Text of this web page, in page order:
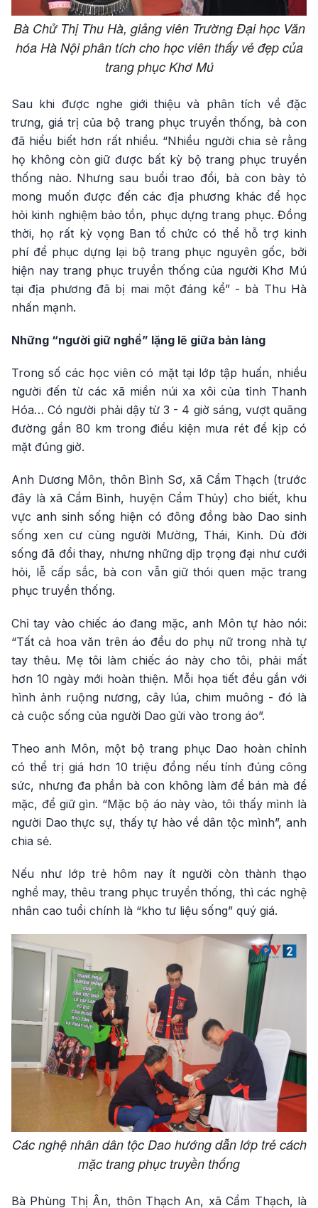
Bà Chử Thị Thu Hà, giảng viên Trường Đại học Văn
hóa Hà Nội phân tích cho học viên thấy vẻ đẹp của
trang phục Khơ Mú
Sau khi được nghe giới thiệu và phân tích về đặc
trưng, giá trị của bộ trang phục truyền thống, bà con
đã hiểu biết hơn rất nhiều. “Nhiều người chia sẻ rằng
họ không còn giữ được bất kỳ bộ trang phục truyền
thống nào. Nhưng sau buổi trao đổi, bà con bày tỏ
mong muốn được đến các địa phương khác để học
hỏi kinh nghiệm bảo tồn, phục dựng trang phục. Đồng
thời, họ rất kỳ vọng Ban tổ chức có thể hỗ trợ kinh
phí để phục dựng lại bộ trang phục nguyên gốc, bởi
hiện nay trang phục truyền thống của người Khơ Mú
tại địa phương đã bị mai một đáng kể” - bà Thu Hà
nhấn mạnh.
Những “người giữ nghề” lặng lẽ giữa bản làng
Trong số các học viên có mặt tại lớp tập huấn, nhiều
người đến từ các xã miền núi xa xôi của tỉnh Thanh
Hóa… Có người phải dậy từ 3 - 4 giờ sáng, vượt quãng
đường gần 80 km trong điều kiện mưa rét để kịp có
mặt đúng giờ.
Anh Dương Môn, thôn Bình Sơ, xã Cẩm Thạch (trước
đây là xã Cẩm Bình, huyện Cẩm Thủy) cho biết, khu
vực anh sinh sống hiện có đông đồng bào Dao sinh
sống xen cư cùng người Mường, Thái, Kinh. Dù đời
sống đã đổi thay, nhưng những dịp trọng đại như cưới
hỏi, lễ cấp sắc, bà con vẫn giữ thói quen mặc trang
phục truyền thống.
Chỉ tay vào chiếc áo đang mặc, anh Môn tự hào nói:
“Tất cả hoa văn trên áo đều do phụ nữ trong nhà tự
tay thêu. Mẹ tôi làm chiếc áo này cho tôi, phải mất
hơn 10 ngày mới hoàn thiện. Mỗi họa tiết đều gắn với
hình ảnh ruộng nương, cây lúa, chim muông - đó là
cả cuộc sống của người Dao gửi vào trong áo”.
Theo anh Môn, một bộ trang phục Dao hoàn chỉnh
có thể trị giá hơn 10 triệu đồng nếu tính đúng công
sức, nhưng đa phần bà con không làm để bán mà để
mặc, để giữ gìn. “Mặc bộ áo này vào, tôi thấy mình là
người Dao thực sự, thấy tự hào về dân tộc mình”, anh
chia sẻ.
Nếu như lớp trẻ hôm nay ít người còn thành thạo
nghề may, thêu trang phục truyền thống, thì các nghệ
nhân cao tuổi chính là “kho tư liệu sống” quý giá.
Các nghệ nhân dân tộc Dao hướng dẫn lớp trẻ cách
mặc trang phục truyền thống
Bà Phùng Thị Ân, thôn Thạch An, xã Cẩm Thạch, là